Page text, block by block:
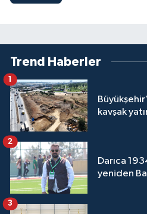
Trend Haberler
kavşak
1
Darıca
yeniden
2
3